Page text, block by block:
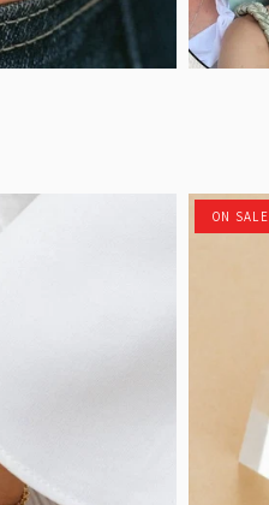
ON SALE